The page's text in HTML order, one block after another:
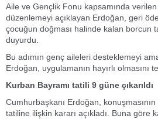
Aile ve Gençlik Fonu kapsamında
düzenlemeyi açıklayan Erdoğan, geri
çocuğun doğması halinde kalan borcun
duyurdu.
Bu adımın genç aileleri desteklemeyi
Erdoğan, uygulamanın hayırlı olmasını
Kurban Bayramı tatili 9 güne çıkarıldı
Cumhurbaşkanı Erdoğan,
tatiline ilişkin kararı açıkladı. Buna göre